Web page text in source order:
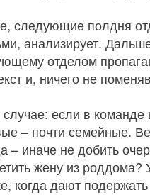
следующие полдня
анализирует.
отделом
и, ничего не
если в
– почти семейные.
– иначе не добить
жену из роддома?
когда дают